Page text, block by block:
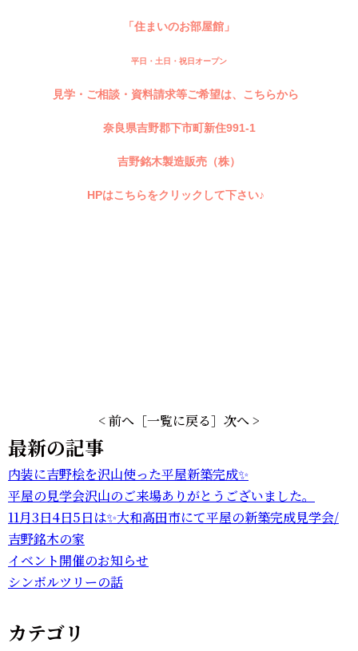
「住まいのお部屋館」
平日・土日・祝日オープン
見学・ご相談・資料請求等ご希望は、こちらから
奈良県吉野郡下市町新住991-1
吉野銘木製造販売（株）
HPはこちらをクリックして下さい♪
< 前へ ［一覧に戻る］ 次へ >
最新の記事
内装に吉野桧を沢山使った平屋新築完成✨
平屋の見学会沢山のご来場ありがとうございました。
11月3日4日5日は✨大和高田市にて平屋の新築完成見学会/
吉野銘木の家
イベント開催のお知らせ
シンボルツリーの話
カテゴリ